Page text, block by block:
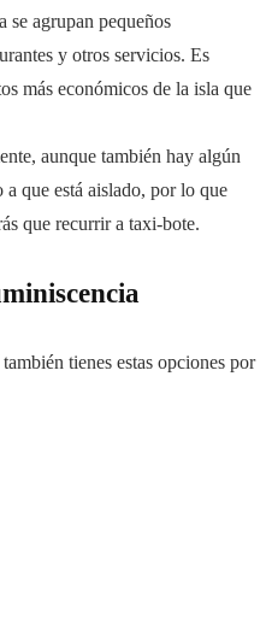
se agrupan pequeños
y otros servicios. Es
más económicos de la isla que
aunque también hay algún
a que está aislado, por lo que
que recurrir a taxi-bote.
tienes estas opciones por